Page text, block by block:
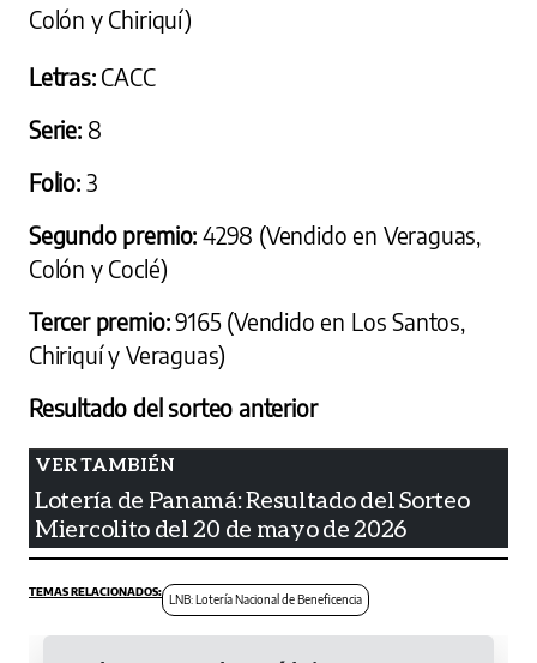
Colón y Chiriquí)
Letras:CACC
Serie: 8
Folio:3
Segundo premio: 4298 (Vendido en Veraguas,
Colón y Coclé)
Tercer premio:9165 (Vendido en Los Santos,
Chiriquí y Veraguas)
Resultado del sorteo anterior
Lotería de Panamá: Resultado del Sorteo
Miercolito del 20 de mayo de 2026
LNB: Lotería Nacional de Beneficencia